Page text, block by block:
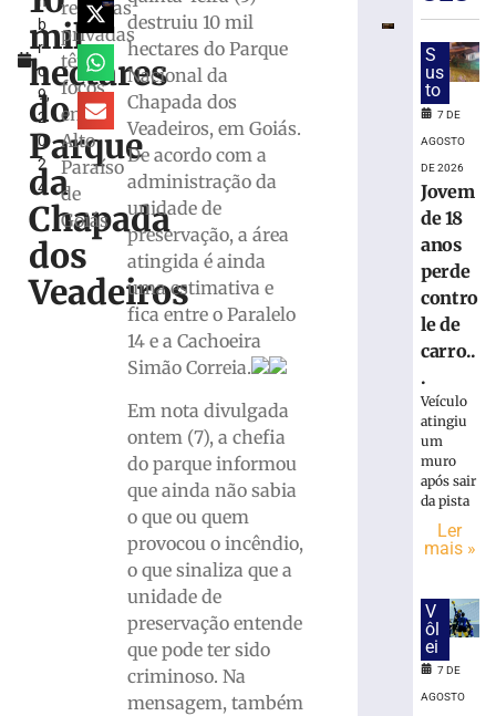
b
r
o
9,
2
0
2
4
mil
hectares
do
Parque
da
Chapada
dos
Veadeiros
reservas
privadas
têm
focos
em
Alto
Paraíso
de
Goiás
destruiu 10 mil
hectares do Parque
Nacional da
Chapada dos
Veadeiros, em Goiás.
De acordo com a
administração da
unidade de
preservação, a área
atingida é ainda
uma estimativa e
fica entre o Paralelo
14 e a Cachoeira
Simão Correia.
Em nota divulgada
ontem (7), a chefia
do parque informou
que ainda não sabia
o que ou quem
provocou o incêndio,
o que sinaliza que a
unidade de
preservação entende
que pode ter sido
criminoso. Na
mensagem, também
submerso
área
mangue
agosto
mais
prende
mulher
suspeita
pessoas
para
exploração
S
us
to
7 DE
AGOSTO
DE 2026
Jovem
de 18
anos
perde
contro
le de
carro..
.
Veículo
atingiu
um
muro
após sair
da pista
Ler
mais »
V
ôl
ei
7 DE
AGOSTO